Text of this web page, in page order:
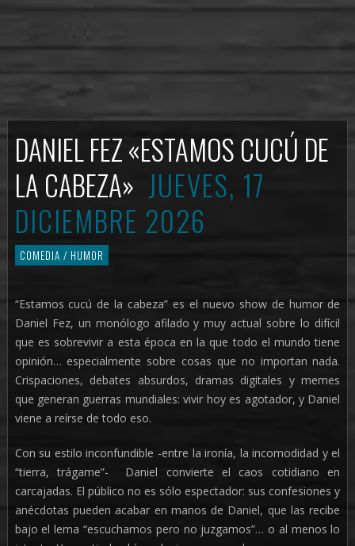
DANIEL FEZ «ESTAMOS CUCÚ DE
LA CABEZA» JUEVES, 17
DICIEMBRE 2026
COMEDIA / HUMOR
“Estamos cucú de la cabeza” es el nuevo show de humor de
Daniel Fez, un monólogo afilado y muy actual sobre lo difícil
que es sobrevivir a esta época en la que todo el mundo tiene
opinión… especialmente sobre cosas que no importan nada.
Crispaciones, debates absurdos, dramas digitales y memes
que generan guerras mundiales: vivir hoy es agotador, y Daniel
viene a reírse de todo eso.
Con su estilo inconfundible -entre la ironía, la incomodidad y el
“tierra, trágame”- Daniel convierte el caos cotidiano en
carcajadas. El público no es sólo espectador: sus confesiones y
anécdotas pueden acabar en manos de Daniel, que las recibe
bajo el lema “escuchamos pero no juzgamos”… o al menos lo